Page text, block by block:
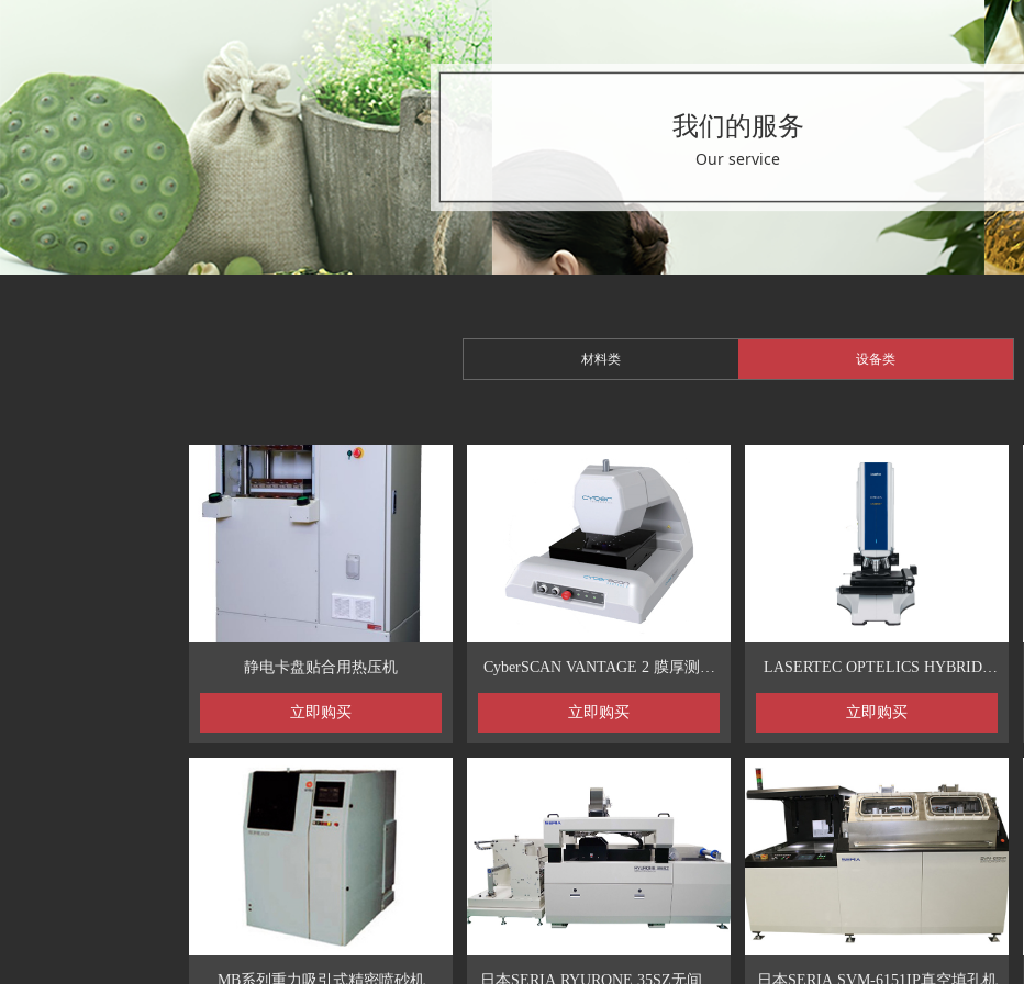
我们的服务
Our service
材料类 设备类
静电卡盘贴合用热压机
立即购买
CyberSCAN VANTAGE 2 膜厚测试
仪
立即购买
LASERTEC OPTELICS HYBRID+
共聚焦显微镜
立即购买
MB系列重力吸引式精密喷砂机 日本SERIA RYURONE 35SZ无间隙 日本SERIA SVM-6151IP真空填孔机